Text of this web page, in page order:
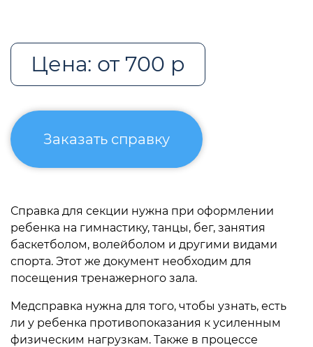
Цена: от 700 р
Заказать справку
Справка для секции нужна при оформлении
ребенка на гимнастику, танцы, бег, занятия
баскетболом, волейболом и другими видами
спорта. Этот же документ необходим для
посещения тренажерного зала.
Медсправка нужна для того, чтобы узнать, есть
ли у ребенка противопоказания к усиленным
физическим нагрузкам. Также в процессе